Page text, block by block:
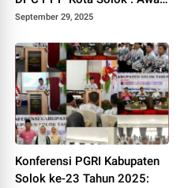
Kebangkitan Partai Kabah
September 29, 2025
Konferensi PGRI Kabupaten
Solok ke-23 Tahun 2025: